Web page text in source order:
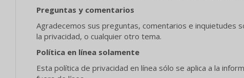
Preguntas y comentarios
Agradecemos sus preguntas, comentarios e inquietudes
la privacidad, o cualquier otro tema.
Política en línea solamente
Esta política de privacidad en línea sólo se aplica a la